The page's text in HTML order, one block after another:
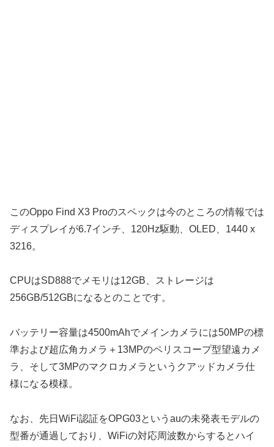
このOppo Find X3 Proのスペックは今のところの情報では
ディスプレイが6.7インチ、120Hz駆動、OLED、1440 x
3216。
CPUはSD888でメモリは12GB、ストレージは
256GB/512GBになるとのことです。
バッテリー容量は4500mAhでメインカメラには50MPの標
準および超広角カメラ＋13MPのペリスコープ型望遠カメ
ラ、そして3MPのマクロカメラというクアッドカメラ仕
様になる模様。
なお、先日WiFi認証をOPG03というauの未発表モデルの
型番が通過しており、WiFiの対応周波数からするとハイ